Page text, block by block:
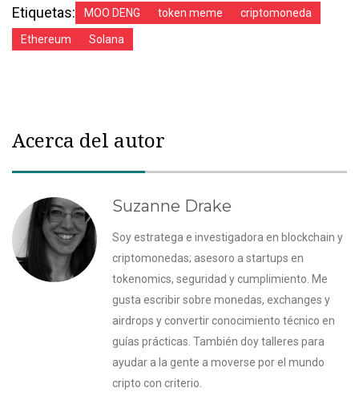
Etiquetas: MOO DENG token meme criptomoneda
Ethereum Solana
Acerca del autor
Suzanne Drake
Soy estratega e investigadora en blockchain y
criptomonedas; asesoro a startups en
tokenomics, seguridad y cumplimiento. Me
gusta escribir sobre monedas, exchanges y
airdrops y convertir conocimiento técnico en
guías prácticas. También doy talleres para
ayudar a la gente a moverse por el mundo
cripto con criterio.